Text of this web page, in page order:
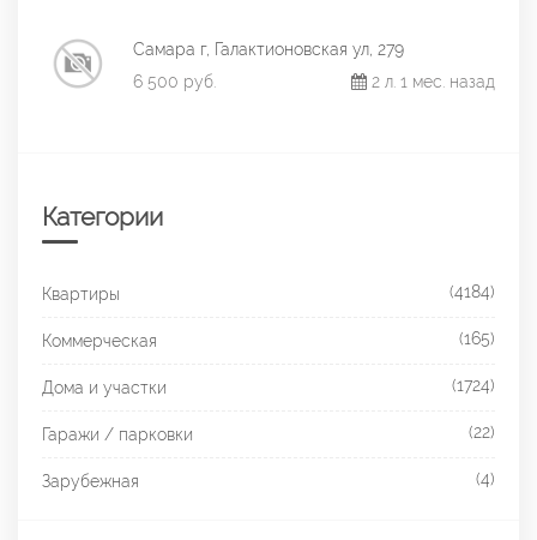
Самара г, Галактионовская ул, 279
6 500 руб.
2 л. 1 мес. назад
Категории
Квартиры (4184)
Коммерческая (165)
Дома и участки (1724)
Гаражи / парковки (22)
Зарубежная (4)